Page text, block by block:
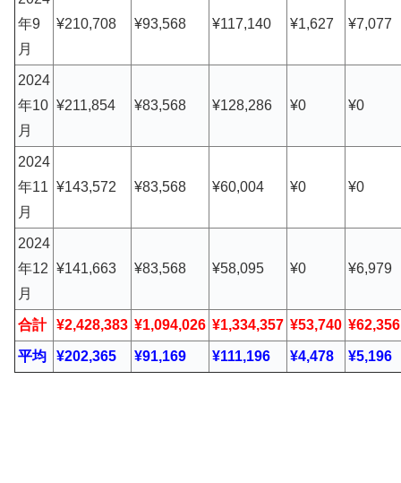
年9
月
¥210,708 ¥93,568 ¥117,140 ¥1,627 ¥7,077
2024
年10
月
¥211,854 ¥83,568 ¥128,286 ¥0 ¥0
2024
年11
月
¥143,572 ¥83,568 ¥60,004 ¥0 ¥0
2024
年12
月
¥141,663 ¥83,568 ¥58,095 ¥0 ¥6,979
合計 ¥2,428,383 ¥1,094,026 ¥1,334,357 ¥53,740 ¥62,356
平均 ¥202,365 ¥91,169 ¥111,196 ¥4,478 ¥5,196